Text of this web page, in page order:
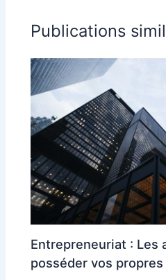
Publications
Entrepreneuriat : Les
posséder vos propres